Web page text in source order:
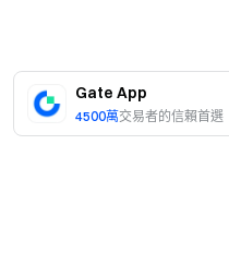
Gate App
4500萬交易者的信賴首選